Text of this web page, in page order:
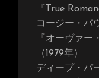
『True
コージー・パ
『オーヴァー
（1979年）
ディープ・パ